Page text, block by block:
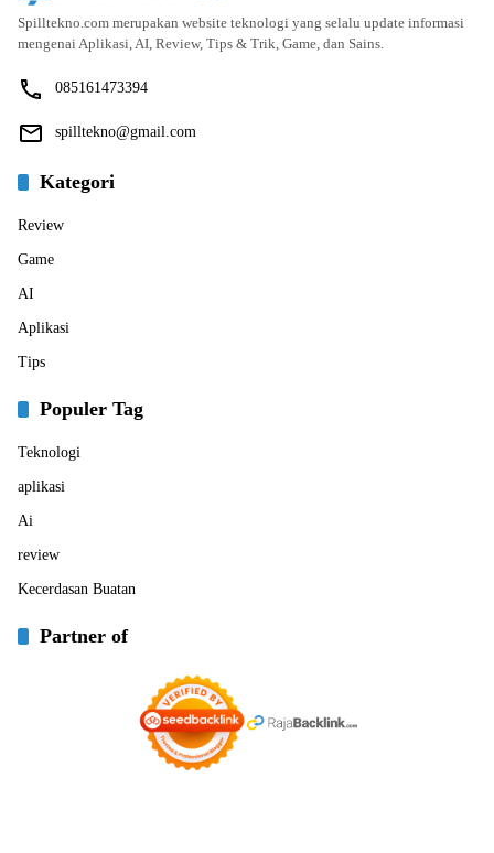
Spilltekno.com merupakan website teknologi yang selalu update informasi
mengenai Aplikasi, AI, Review, Tips & Trik, Game, dan Sains.
085161473394
spilltekno@gmail.com
Kategori
Review
Game
AI
Aplikasi
Tips
Populer Tag
Teknologi
aplikasi
Ai
review
Kecerdasan Buatan
Partner of